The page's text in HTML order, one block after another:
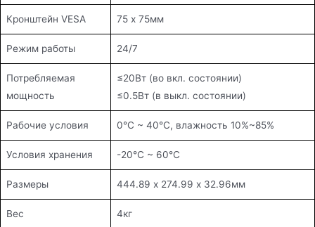
Кронштейн VESA 75 х 75мм
Режим работы 24/7
Потребляемая
мощность
≤20Вт (во вкл. состоянии)
≤0.5Вт (в выкл. состоянии)
Рабочие условия 0°C ~ 40°C, влажность 10%~85%
Условия хранения -20°C ~ 60°C
Размеры 444.89 х 274.99 х 32.96мм
Вес 4кг